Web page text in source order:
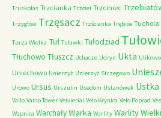
Truskolas Trzcianka Trzciel Trzciniec
Trzygłów Trzęsacz Trzścianka Trębice Tuchola
Turza Wielka Tuł Tuławki Tułodziad
Tłuchowo Tłuszcz Uchacze Udryn Ukta Ulikowo
Uniechowo Unierzyż Unierzyż Strzegowo
Urowo Ursus Urszulin Usedom Ustanówek Ustka
Vallo Varso Tower Veivieriai Velo Krynica Velo Poprad Ves
Wapnica WarchałyWarka Warlity Warlity